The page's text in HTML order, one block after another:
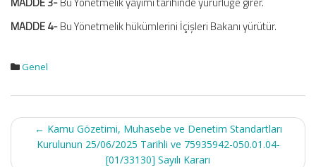
MADDE 4-Bu Yönetmelik hükümlerini İçişleri Bakanı yürütür.
Genel
Post
navigation
← Kamu Gözetimi, Muhasebe ve Denetim Standartları
Kurulunun 25/06/2025 Tarihli ve 75935942-050.01.04-
[01/33130] Sayılı Kararı